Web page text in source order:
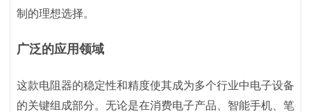
制的理想选择。
广泛的应用领域
这款电阻器的稳定性和精度使其成为多个行业中电子设备
的关键组成部分。无论是在消费电子产品、智能手机、笔